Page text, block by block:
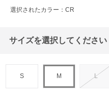
選択されたカラー：CR
サイズを選択してください
S M L